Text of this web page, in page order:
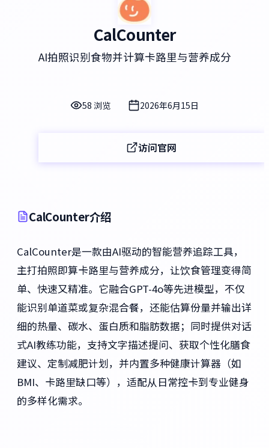
CalCounter
AI拍照识别食物并计算卡路里与营养成分
58 浏览 2026年6月15日
访问官网
CalCounter介绍
CalCounter是一款由AI驱动的智能营养追踪工具，
主打拍照即算卡路里与营养成分，让饮食管理变得简
单、快速又精准。它融合GPT-4o等先进模型，不仅
能识别单道菜或复杂混合餐，还能估算份量并输出详
细的热量、碳水、蛋白质和脂肪数据；同时提供对话
式AI教练功能，支持文字描述提问、获取个性化膳食
建议、定制减肥计划，并内置多种健康计算器（如
BMI、卡路里缺口等），适配从日常控卡到专业健身
的多样化需求。